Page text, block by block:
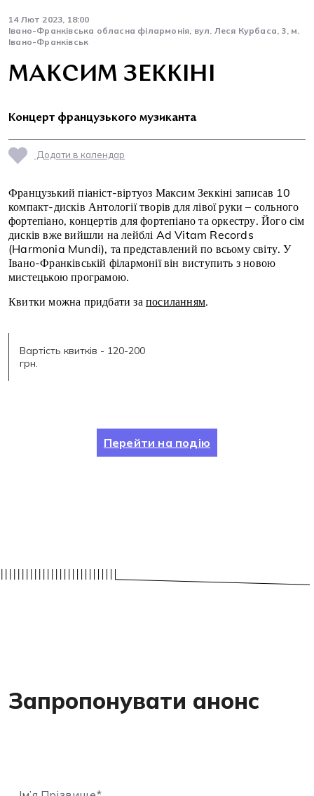
14 Лют 2023, 18:00
Івано-Франківська обласна філармонія, вул. Леся Курбаса, 3, м.
Івано-Франківськ
МАКСИМ ЗЕККІНІ
Концерт французького музиканта
Додати в календар
Французький піаніст-віртуоз Максим Зеккіні записав 10
компакт-дисків Антології творів для лівої руки – сольного
фортепіано, концертів для фортепіано та оркестру. Його сім
дисків вже вийшли на лейблі Ad Vitam Records
(Harmonia Mundi), та представлений по всьому світу. У
Івано-Франківській філармонії він виступить з новою
мистецькою програмою.
Квитки можна придбати за посиланням.
Вартість квитків - 120-200
грн.
Перейти на подію
Запропонувати анонс